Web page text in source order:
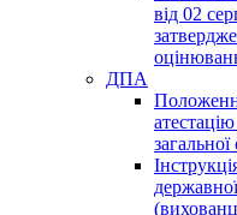
від 02
ДПА
загальної